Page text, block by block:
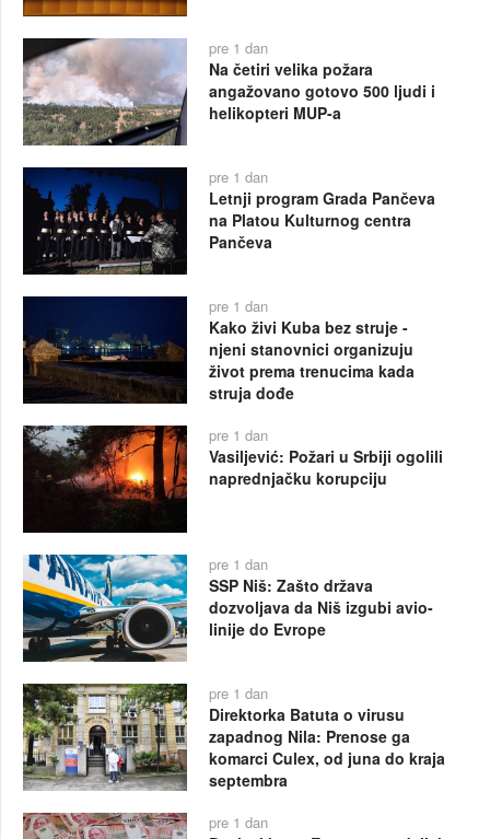
pre 1 dan
Na četiri velika požara
angažovano gotovo 500 ljudi i
helikopteri MUP-a
pre 1 dan
Letnji program Grada Pančeva
na Platou Kulturnog centra
Pančeva
pre 1 dan
Kako živi Kuba bez struje -
njeni stanovnici organizuju
život prema trenucima kada
struja dođe
pre 1 dan
Vasiljević: Požari u Srbiji ogolili
naprednjačku korupciju
pre 1 dan
SSP Niš: Zašto država
dozvoljava da Niš izgubi avio-
linije do Evrope
pre 1 dan
Direktorka Batuta o virusu
zapadnog Nila: Prenose ga
komarci Culex, od juna do kraja
septembra
pre 1 dan